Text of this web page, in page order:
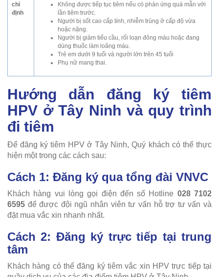
chỉ
định
Không được tiếp tục tiêm nếu có phản ứng quá mẫn với
lần tiêm trước.
Người bị sốt cao cấp tính, nhiễm trùng ở cấp độ vừa
hoặc nặng.
Người bị giảm tiểu cầu, rối loạn đông máu hoặc đang
dùng thuốc làm loãng máu.
Trẻ em dưới 9 tuổi và người lớn trên 45 tuổi
Phụ nữ mang thai.
Hướng dẫn đăng ký tiêm
HPV ở Tây Ninh và quy trình
đi tiêm
Để đăng ký tiêm HPV ở Tây Ninh, Quý khách có thể thực
hiện một trong các cách sau:
Cách 1: Đăng ký qua tổng đài VNVC
Khách hàng vui lòng gọi điện đến số Hotline 028 7102
6595 để được đội ngũ nhân viên tư vấn hỗ trợ tư vấn và
đặt mua vắc xin nhanh nhất.
Cách 2: Đăng ký trực tiếp tại trung
tâm
Khách hàng có thể đăng ký tiêm vắc xin HPV trực tiếp tại